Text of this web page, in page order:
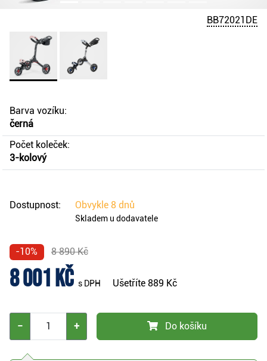
BB72021DE
Barva vozíku:
černá
Počet koleček:
3-kolový
Dostupnost: Obvykle 8 dnů
Skladem u dodavatele
-10% 8 890 Kč
8 001 Kč s DPH Ušetříte 889 Kč
− + Do košíku